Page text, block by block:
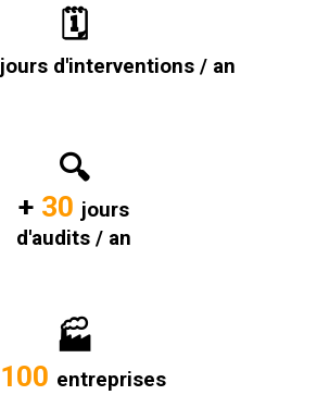
🗓️
jours d'interventions / an
🔍
+ 30 jours
d'audits / an
🏭
100 entreprises